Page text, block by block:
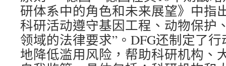
研体系中的角色和未来展望》中指
科研活动遵守基因工程、动物保护
领域的法律要求”。DFG还制定了
地降低滥用风险，帮助科研机构、